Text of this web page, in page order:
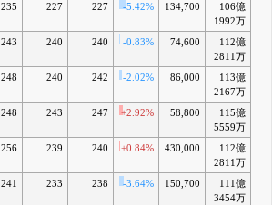
235 227 227 -5.42% 134,700
106億
1992万
243 240 240 -0.83% 74,600
112億
2811万
248 240 242 -2.02% 86,000
113億
2167万
248 243 247 +2.92% 58,800
115億
5559万
256 239 240 +0.84% 430,000
112億
2811万
241 233 238 -3.64% 150,700
111億
3454万